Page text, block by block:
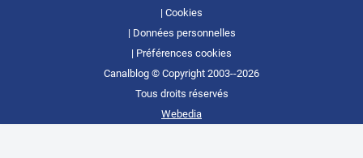
Cookies
Données personnelles
Préférences cookies
Canalblog © Copyright 2003--2026
Tous droits réservés
Webedia